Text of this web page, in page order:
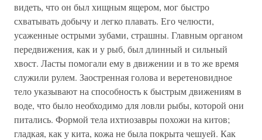
видеть, что он был хищным ящером, мог быстро
схватывать добычу и легко плавать. Его челюсти,
усаженные острыми зубами, страшны. Главным органом
передвижения, как и у рыб, был длинный и сильный
хвост. Ласты помогали ему в движении и в то же время
служили рулем. Заостренная голова и веретеновидное
тело указывают на способность к быстрым движениям в
воде, что было необходимо для ловли рыбы, которой они
питались. Формой тела ихтиозавры похожи на китов;
гладкая, как у кита, кожа не была покрыта чешуей. Как